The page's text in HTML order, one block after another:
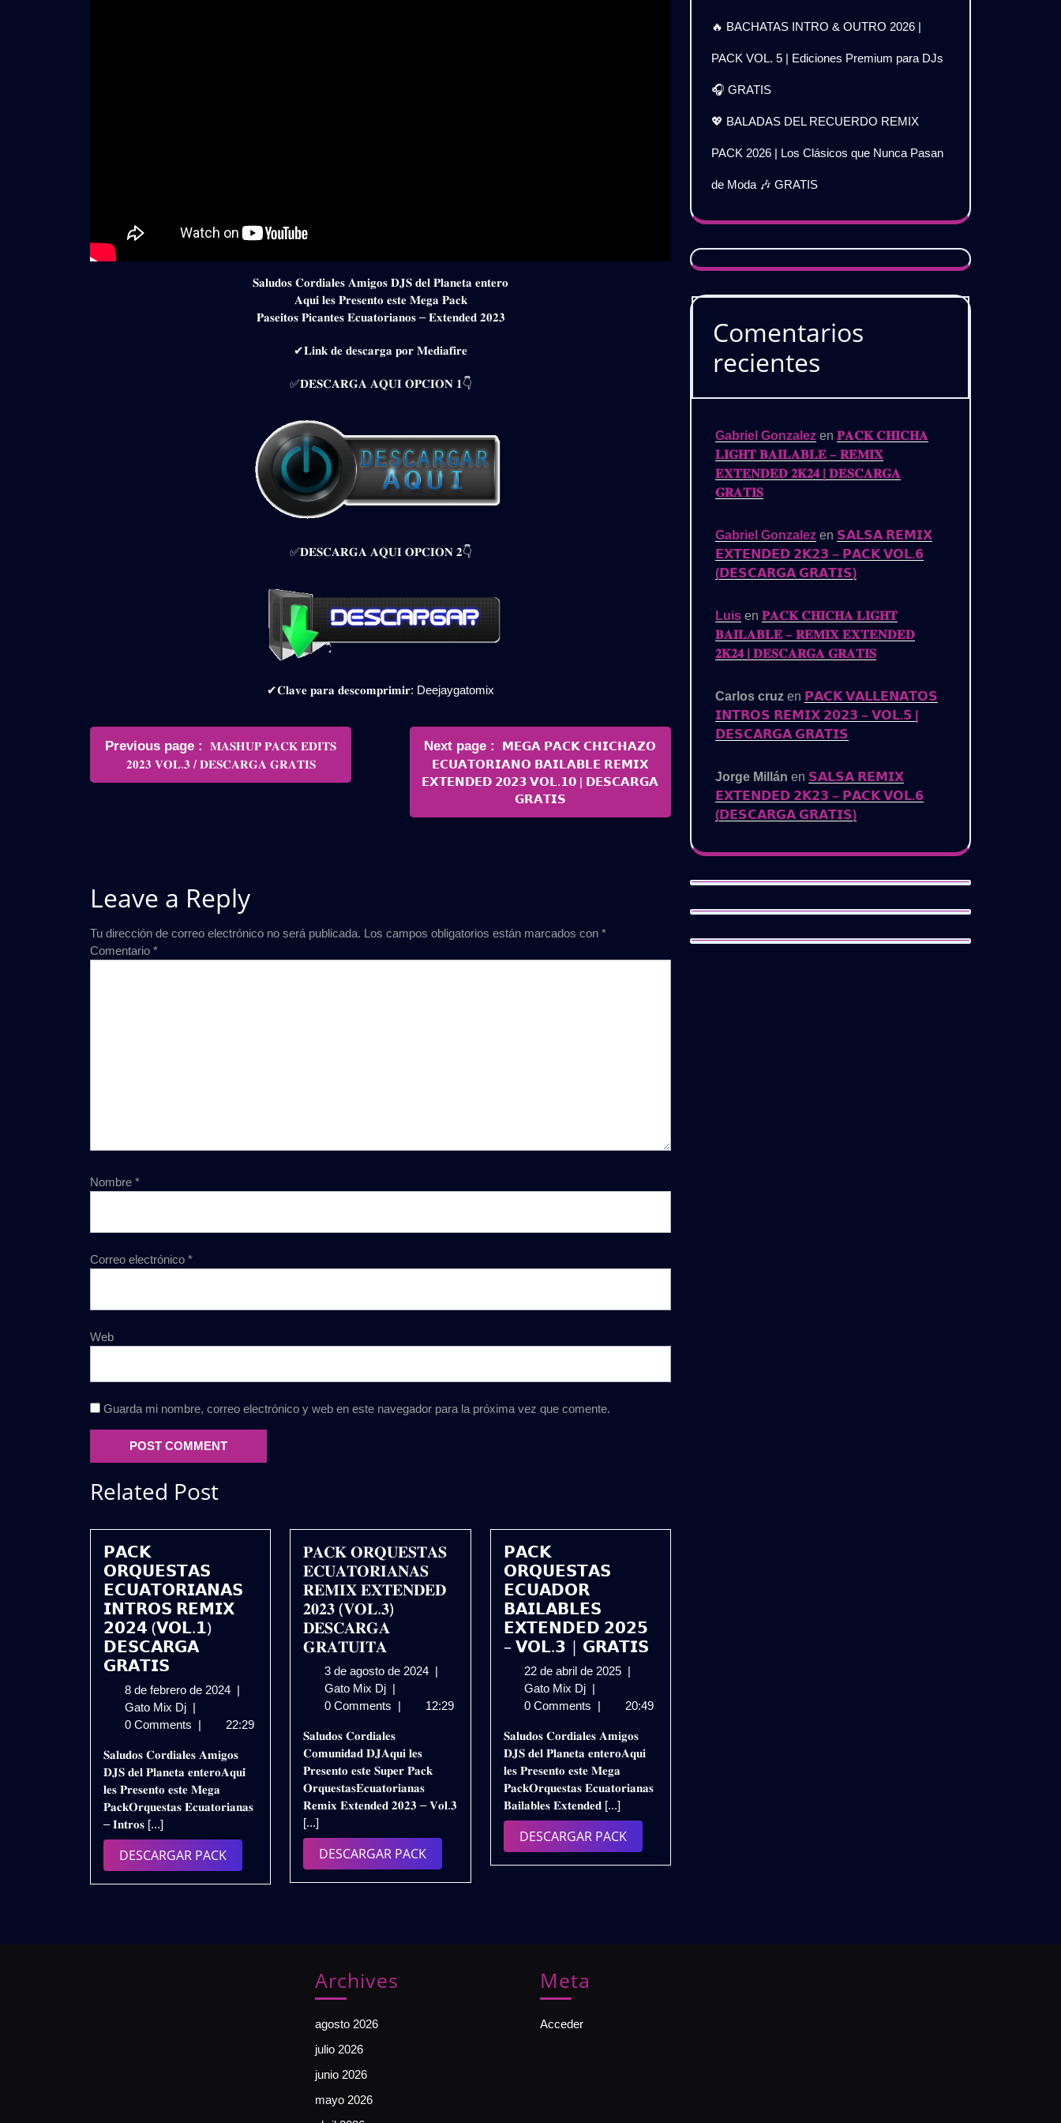
𝐒𝐚𝐥𝐮𝐝𝐨𝐬 𝐂𝐨𝐫𝐝𝐢𝐚𝐥𝐞𝐬 𝐀𝐦𝐢𝐠𝐨𝐬 𝐃𝐉𝐒 𝐝𝐞𝐥 𝐏𝐥𝐚𝐧𝐞𝐭𝐚 𝐞𝐧𝐭𝐞𝐫𝐨
𝐀𝐪𝐮𝐢́ 𝐥𝐞𝐬 𝐏𝐫𝐞𝐬𝐞𝐧𝐭𝐨 𝐞𝐬𝐭𝐞 𝐌𝐞𝐠𝐚 𝐏𝐚𝐜𝐤
𝐏𝐚𝐬𝐞𝐢́𝐭𝐨𝐬 𝐏𝐢𝐜𝐚𝐧𝐭𝐞𝐬 𝐄𝐜𝐮𝐚𝐭𝐨𝐫𝐢𝐚𝐧𝐨𝐬 – 𝐄𝐱𝐭𝐞𝐧𝐝𝐞𝐝 𝟐𝟎𝟐𝟑
✔𝐋𝐢𝐧𝐤 𝐝𝐞 𝐝𝐞𝐬𝐜𝐚𝐫𝐠𝐚 𝐩𝐨𝐫 𝐌𝐞𝐝𝐢𝐚𝐟𝐢𝐫𝐞
✅𝐃𝐄𝐒𝐂𝐀𝐑𝐆𝐀 𝐀𝐐𝐔𝐈 𝐎𝐏𝐂𝐈𝐎𝐍 𝟏👇
✅𝐃𝐄𝐒𝐂𝐀𝐑𝐆𝐀 𝐀𝐐𝐔𝐈 𝐎𝐏𝐂𝐈𝐎𝐍 𝟐👇
✔𝐂𝐥𝐚𝐯𝐞 𝐩𝐚𝐫𝐚 𝐝𝐞𝐬𝐜𝐨𝐦𝐩𝐫𝐢𝐦𝐢𝐫: Deejaygatomix
Navegación
de
entradas
Previous page
Older
Posts
𝐌𝐀𝐒𝐇𝐔𝐏 𝐏𝐀𝐂𝐊 𝐄𝐃𝐈𝐓𝐒
𝟐𝟎𝟐𝟑 𝐕𝐎𝐋.𝟑 / 𝐃𝐄𝐒𝐂𝐀𝐑𝐆𝐀 𝐆𝐑𝐀𝐓𝐈𝐒
Next page
Newer
Posts
𝗠𝗘𝗚𝗔 𝗣𝗔𝗖𝗞 𝗖𝗛𝗜𝗖𝗛𝗔𝗭𝗢
𝗘𝗖𝗨𝗔𝗧𝗢𝗥𝗜𝗔𝗡𝗢 𝗕𝗔𝗜𝗟𝗔𝗕𝗟𝗘 𝗥𝗘𝗠𝗜𝗫
𝗘𝗫𝗧𝗘𝗡𝗗𝗘𝗗 𝟮𝟬𝟮𝟯 𝗩𝗢𝗟.𝟭𝟬 | 𝗗𝗘𝗦𝗖𝗔𝗥𝗚𝗔
𝗚𝗥𝗔𝗧𝗜𝗦
Leave a Reply
Tu dirección de correo electrónico no será publicada. Los campos obligatorios están marcados con *
Comentario *
Nombre *
Correo electrónico *
Web
Guarda mi nombre, correo electrónico y web en este navegador para la próxima vez que comente.
Related Post
𝗣𝗔𝗖𝗞
𝗢𝗥𝗤𝗨𝗘𝗦𝗧𝗔𝗦
𝗘𝗖𝗨𝗔𝗧𝗢𝗥𝗜𝗔𝗡𝗔𝗦
𝗜𝗡𝗧𝗥𝗢𝗦 𝗥𝗘𝗠𝗜𝗫
𝟮𝟬𝟮𝟰 (𝗩𝗢𝗟.𝟭)
𝗗𝗘𝗦𝗖𝗔𝗥𝗚𝗔
𝗚𝗥𝗔𝗧𝗜𝗦
8 de febrero de 2024 8
febrero
2024
|
Gato Mix Dj 𝗣𝗔𝗖𝗞
𝗢𝗥𝗤𝗨𝗘𝗦𝗧𝗔𝗦
𝗜𝗡𝗧𝗥𝗢𝗦
𝗥𝗘𝗠𝗜𝗫
𝟮𝟬𝟮𝟰
(𝗩𝗢𝗟.𝟭)
|
0 Comments | 22:29
𝐒𝐚𝐥𝐮𝐝𝐨𝐬 𝐂𝐨𝐫𝐝𝐢𝐚𝐥𝐞𝐬 𝐀𝐦𝐢𝐠𝐨𝐬
𝐃𝐉𝐒 𝐝𝐞𝐥 𝐏𝐥𝐚𝐧𝐞𝐭𝐚 𝐞𝐧𝐭𝐞𝐫𝐨𝐀𝐪𝐮𝐢́
𝐥𝐞𝐬 𝐏𝐫𝐞𝐬𝐞𝐧𝐭𝐨 𝐞𝐬𝐭𝐞 𝐌𝐞𝐠𝐚
𝐏𝐚𝐜𝐤𝐎𝐫𝐪𝐮𝐞𝐬𝐭𝐚𝐬 𝐄𝐜𝐮𝐚𝐭𝐨𝐫𝐢𝐚𝐧𝐚𝐬
– 𝐈𝐧𝐭𝐫𝐨𝐬 [...]
DESCARGAR PACKDESCARGAR
PACK
𝐏𝐀𝐂𝐊 𝐎𝐑𝐐𝐔𝐄𝐒𝐓𝐀𝐒
𝐄𝐂𝐔𝐀𝐓𝐎𝐑𝐈𝐀𝐍𝐀𝐒
𝐑𝐄𝐌𝐈𝐗 𝐄𝐗𝐓𝐄𝐍𝐃𝐄𝐃
𝟐𝟎𝟐𝟑 (𝐕𝐎𝐋.𝟑)
𝐃𝐄𝐒𝐂𝐀𝐑𝐆𝐀
𝐆𝐑𝐀𝐓𝐔𝐈𝐓𝐀
3 de agosto de 2024 3
agosto
|
Gato Mix Dj 𝐏𝐀𝐂𝐊
𝐎𝐑𝐐𝐔𝐄𝐒𝐓𝐀𝐒
𝐑𝐄𝐌𝐈𝐗
𝐄𝐗𝐓𝐄𝐍𝐃𝐄𝐃
𝟐𝟎𝟐𝟑
(𝐕𝐎𝐋.𝟑)
𝐃𝐄𝐒𝐂𝐀𝐑𝐆𝐀
|
0 Comments | 12:29
𝐒𝐚𝐥𝐮𝐝𝐨𝐬 𝐂𝐨𝐫𝐝𝐢𝐚𝐥𝐞𝐬
𝐂𝐨𝐦𝐮𝐧𝐢𝐝𝐚𝐝 𝐃𝐉𝐀𝐪𝐮𝐢 𝐥𝐞𝐬
𝐏𝐫𝐞𝐬𝐞𝐧𝐭𝐨 𝐞𝐬𝐭𝐞 𝐒𝐮𝐩𝐞𝐫 𝐏𝐚𝐜𝐤
𝐎𝐫𝐪𝐮𝐞𝐬𝐭𝐚𝐬𝐄𝐜𝐮𝐚𝐭𝐨𝐫𝐢𝐚𝐧𝐚𝐬
𝐑𝐞𝐦𝐢𝐱 𝐄𝐱𝐭𝐞𝐧𝐝𝐞𝐝 𝟐𝟎𝟐𝟑 – 𝐕𝐨𝐥.𝟑
[...]
DESCARGAR PACKDESCARGAR
PACK
𝗣𝗔𝗖𝗞
𝗢𝗥𝗤𝗨𝗘𝗦𝗧𝗔𝗦
𝗘𝗖𝗨𝗔𝗗𝗢𝗥
𝗕𝗔𝗜𝗟𝗔𝗕𝗟𝗘𝗦
𝗘𝗫𝗧𝗘𝗡𝗗𝗘𝗗 𝟮𝟬𝟮𝟱
– 𝗩𝗢𝗟.𝟯 | 𝗚𝗥𝗔𝗧𝗜𝗦
22 de abril de 2025 22
abril
2025
|
Gato Mix Dj 𝗣𝗔𝗖𝗞
𝗢𝗥𝗤𝗨𝗘𝗦𝗧𝗔𝗦
𝗕𝗔𝗜𝗟𝗔𝗕𝗟𝗘𝗦
𝗘𝗫𝗧𝗘𝗡𝗗𝗘𝗗
𝟮𝟬𝟮𝟱
–
𝗩𝗢𝗟.𝟯
𝗚𝗥𝗔𝗧𝗜𝗦
|
0 Comments | 20:49
𝐒𝐚𝐥𝐮𝐝𝐨𝐬 𝐂𝐨𝐫𝐝𝐢𝐚𝐥𝐞𝐬 𝐀𝐦𝐢𝐠𝐨𝐬
𝐃𝐉𝐒 𝐝𝐞𝐥 𝐏𝐥𝐚𝐧𝐞𝐭𝐚 𝐞𝐧𝐭𝐞𝐫𝐨𝐀𝐪𝐮𝐢
𝐥𝐞𝐬 𝐏𝐫𝐞𝐬𝐞𝐧𝐭𝐨 𝐞𝐬𝐭𝐞 𝐌𝐞𝐠𝐚
𝐏𝐚𝐜𝐤𝐎𝐫𝐪𝐮𝐞𝐬𝐭𝐚𝐬 𝐄𝐜𝐮𝐚𝐭𝐨𝐫𝐢𝐚𝐧𝐚𝐬
𝐁𝐚𝐢𝐥𝐚𝐛𝐥𝐞𝐬 𝐄𝐱𝐭𝐞𝐧𝐝𝐞𝐝 [...]
DESCARGAR PACKDESCARGAR
PACK
🔥 BACHATAS INTRO & OUTRO 2026 |
PACK VOL. 5 | Ediciones Premium para DJs
🎧 GRATIS
💖 BALADAS DEL RECUERDO REMIX
PACK 2026 | Los Clásicos que Nunca Pasan
de Moda 🎶 GRATIS
Comentarios
recientes
Gabriel Gonzalez en 𝐏𝐀𝐂𝐊 𝐂𝐇𝐈𝐂𝐇𝐀
𝐋𝐈𝐆𝐇𝐓 𝐁𝐀𝐈𝐋𝐀𝐁𝐋𝐄 – 𝐑𝐄𝐌𝐈𝐗
𝐄𝐗𝐓𝐄𝐍𝐃𝐄𝐃 𝟐𝐊𝟐𝟒 | 𝐃𝐄𝐒𝐂𝐀𝐑𝐆𝐀
𝐆𝐑𝐀𝐓𝐈𝐒
Gabriel Gonzalez en 𝗦𝗔𝗟𝗦𝗔 𝗥𝗘𝗠𝗜𝗫
𝗘𝗫𝗧𝗘𝗡𝗗𝗘𝗗 𝟮𝗞𝟮𝟯 – 𝗣𝗔𝗖𝗞 𝗩𝗢𝗟.𝟲
(𝗗𝗘𝗦𝗖𝗔𝗥𝗚𝗔 𝗚𝗥𝗔𝗧𝗜𝗦)
Luis en 𝐏𝐀𝐂𝐊 𝐂𝐇𝐈𝐂𝐇𝐀 𝐋𝐈𝐆𝐇𝐓
𝐁𝐀𝐈𝐋𝐀𝐁𝐋𝐄 – 𝐑𝐄𝐌𝐈𝐗 𝐄𝐗𝐓𝐄𝐍𝐃𝐄𝐃
𝟐𝐊𝟐𝟒 | 𝐃𝐄𝐒𝐂𝐀𝐑𝐆𝐀 𝐆𝐑𝐀𝐓𝐈𝐒
Carlos cruz en 𝗣𝗔𝗖𝗞 𝗩𝗔𝗟𝗟𝗘𝗡𝗔𝗧𝗢𝗦
𝗜𝗡𝗧𝗥𝗢𝗦 𝗥𝗘𝗠𝗜𝗫 𝟮𝟬𝟮𝟯 – 𝗩𝗢𝗟.𝟱 |
𝗗𝗘𝗦𝗖𝗔𝗥𝗚𝗔 𝗚𝗥𝗔𝗧𝗜𝗦
Jorge Millán en 𝗦𝗔𝗟𝗦𝗔 𝗥𝗘𝗠𝗜𝗫
𝗘𝗫𝗧𝗘𝗡𝗗𝗘𝗗 𝟮𝗞𝟮𝟯 – 𝗣𝗔𝗖𝗞 𝗩𝗢𝗟.𝟲
(𝗗𝗘𝗦𝗖𝗔𝗥𝗚𝗔 𝗚𝗥𝗔𝗧𝗜𝗦)
Archives
agosto 2026
julio 2026
junio 2026
mayo 2026
Meta
Acceder